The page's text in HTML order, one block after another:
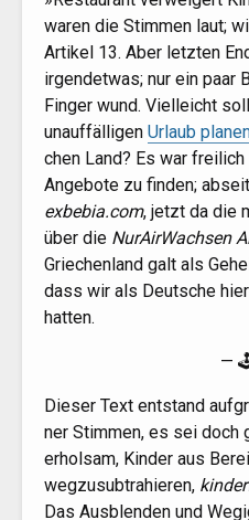
waren die Stim­men laut;
Arti­kel 13. Aber letz­ten
irgend­et­was; nur ein paar
Fin­ger wund. Viel­leicht
unauf­fäl­li­gen Urlaub
chen Land? Es war
Ange­bo­te zu fin­den;
exbebia.com, jetzt da die
über die Nur­Air­Wach­sen
Grie­chen­land galt als
dass wir als Deut­sche
hatten.
—
Die­ser Text ent­stand
ner Stim­men, es sei doch
erhol­sam, Kin­der aus
weg­zu­sub­tra­hie­ren,
Das Aus­blen­den und